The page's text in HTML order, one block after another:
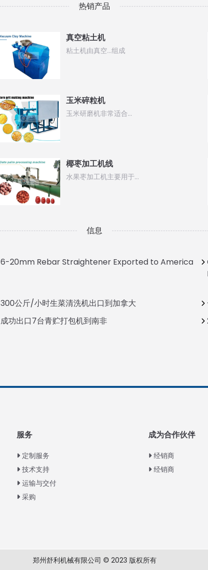
热销产品
真空粘土机
粘土机由真空…组成
玉米碎粒机
玉米研磨机非常适合…
椰枣加工机线
水果枣加工机主要用于…
信息
6-20mm Rebar Straightener Exported to America
300公斤/小时生菜清洗机出口到加拿大
成功出口7台青贮打包机到南非
服务
定制服务
技术支持
运输与交付
采购
成为合作伙伴
经销商
经销商
郑州舒利机械有限公司 © 2023 版权所有